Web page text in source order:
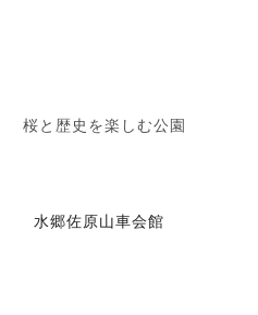
桜と歴史を楽しむ公園
水郷佐原山車会館